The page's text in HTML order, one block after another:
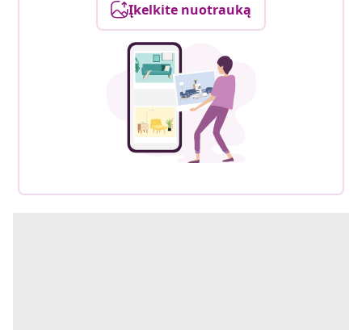
Įkelkite nuotrauką